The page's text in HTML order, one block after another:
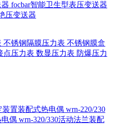
focbar智能卫生型表压变送器
压变送器
不锈钢隔膜压力表 不锈钢膜盒
点压力表 数显压力表 防爆压力
装置装配式热电偶 wrn-220/230
偶 wrn-320/330活动法兰装配